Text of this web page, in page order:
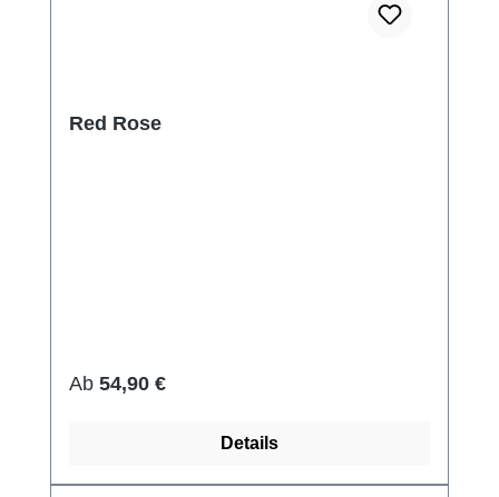
Red Rose
Regulärer Preis:
Ab 54,90 €
Details